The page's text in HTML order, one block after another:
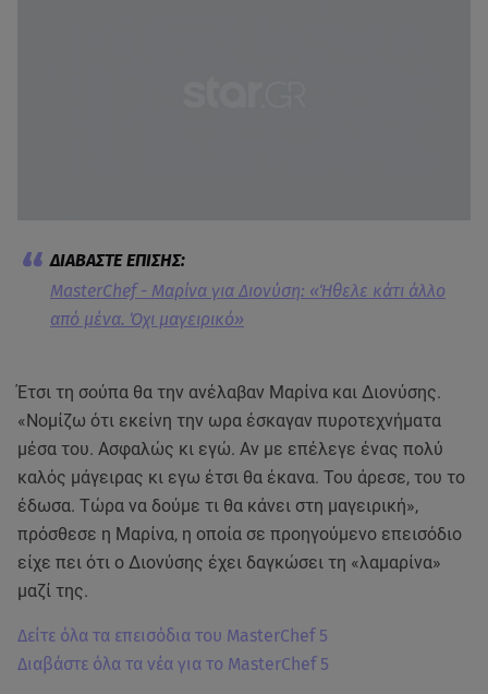
MasterChef - Μαρίνα για Διονύση: «Ήθελε κάτι άλλο
από μένα. Όχι μαγειρικό»
Έτσι τη σούπα θα την ανέλαβαν Μαρίνα και Διονύσης.
«Νομίζω ότι εκείνη την ωρα έσκαγαν πυροτεχνήματα
μέσα του. Ασφαλώς κι εγώ. Αν με επέλεγε ένας πολύ
καλός μάγειρας κι εγω έτσι θα έκανα. Του άρεσε, του το
έδωσα. Τώρα να δούμε τι θα κάνει στη μαγειρική»,
πρόσθεσε η Μαρίνα, η οποία σε προηγούμενο επεισόδιο
είχε πει ότι ο Διονύσης έχει δαγκώσει τη «λαμαρίνα»
μαζί της.
Δείτε όλα τα επεισόδια του MasterChef 5
Διαβάστε όλα τα νέα για το MasterChef 5